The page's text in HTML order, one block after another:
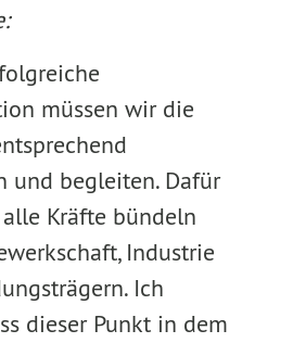
müssen wir die
und begleiten. Dafür
Kräfte bündeln
Industrie
Ich
dieser Punkt in dem